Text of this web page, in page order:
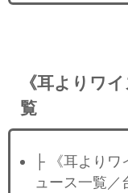
《耳よりワ
覧
├ 《耳より
ュース一覧／